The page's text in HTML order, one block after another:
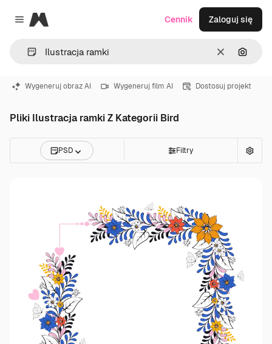
Close menu
Magnific
WyczyśćSzukaj
Cennik Zaloguj się
Wygeneruj obraz AI Wygeneruj film AI Dostosuj projekt
Pliki Ilustracja ramki Z Kategorii Bird
PSD Filtry